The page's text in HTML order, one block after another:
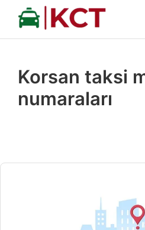
İçeriğe
Korsan taksi
numaraları